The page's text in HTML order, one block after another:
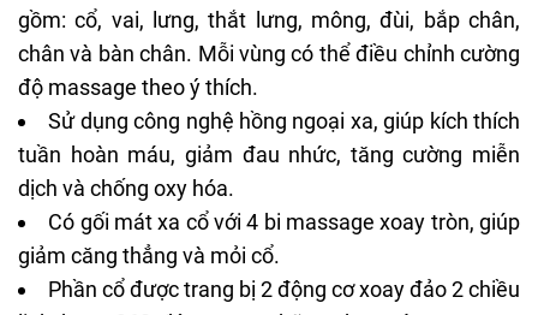
gồm: cổ, vai, lưng, thắt lưng, mông, đùi, bắp chân,
chân và bàn chân. Mỗi vùng có thể điều chỉnh cường
độ massage theo ý thích.
Sử dụng công nghệ hồng ngoại xa, giúp kích thích
tuần hoàn máu, giảm đau nhức, tăng cường miễn
dịch và chống oxy hóa.
Có gối mát xa cổ với 4 bi massage xoay tròn, giúp
giảm căng thẳng và mỏi cổ.
Phần cổ được trang bị 2 động cơ xoay đảo 2 chiều